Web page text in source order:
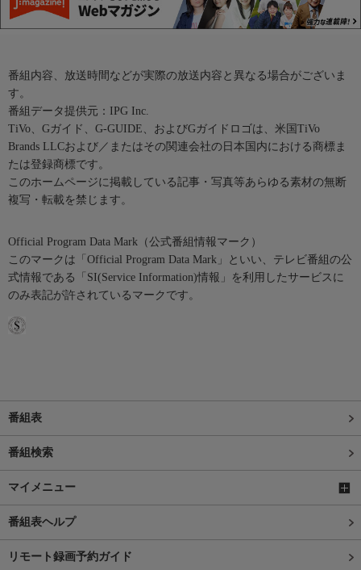
番組内容、放送時間などが実際の放送内容と異なる場合がございま
す。
番組データ提供元：IPG Inc.
TiVo、Gガイド、G-GUIDE、およびGガイドロゴは、米国TiVo
Brands LLCおよび／またはその関連会社の日本国内における商標ま
たは登録商標です。
このホームページに掲載している記事・写真等あらゆる素材の無断
複写・転載を禁じます。
Official Program Data Mark（公式番組情報マーク）
このマークは「Official Program Data Mark」といい、テレビ番組の公
式情報である「SI(Service Information)情報」を利用したサービスに
のみ表記が許されているマークです。
番組表
番組検索
マイメニュー
番組表ヘルプ
リモート録画予約ガイド